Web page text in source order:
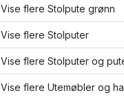
Vise flere Stolpute grønn
Vise flere Stolputer
Vise flere Stolputer og
Vise flere Utemøbler og